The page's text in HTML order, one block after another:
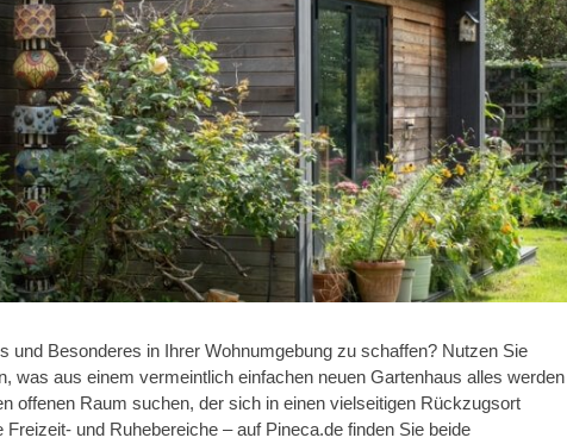
und Besonderes in Ihrer Wohnumgebung zu schaffen? Nutzen Sie
was aus einem vermeintlich einfachen neuen Gartenhaus alles werden
offenen Raum suchen, der sich in einen vielseitigen Rückzugsort
und Ruhebereiche – auf Pineca.de finden Sie beide